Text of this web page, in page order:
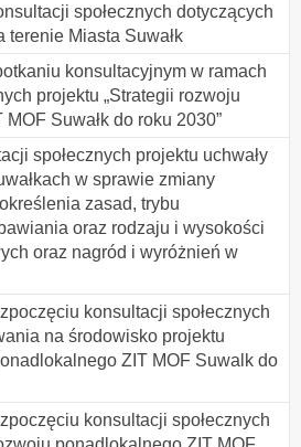
społecznych dotyczących
terenie Miasta Suwałk
konsultacyjnym w ramach
projektu „Strategii rozwoju
Suwałk do roku 2030”
społecznych projektu uchwały
w sprawie zmiany
zasad, trybu
oraz rodzaju i wysokości
oraz nagród i wyróżnień w
konsultacji społecznych
na środowisko projektu
ZIT MOF Suwalk do
konsultacji społecznych